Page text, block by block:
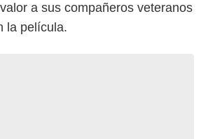
a sus compañeros veteranos
la película.